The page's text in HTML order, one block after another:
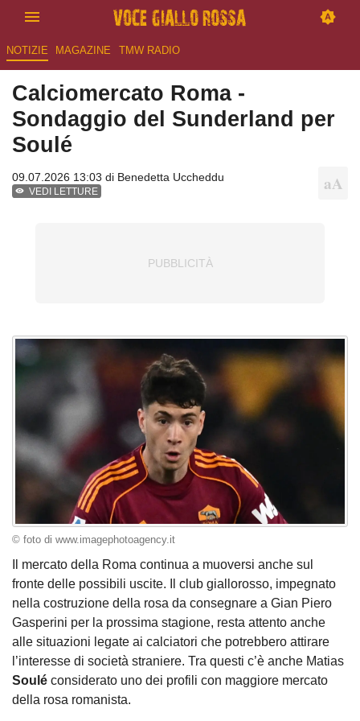
NOTIZIE MAGAZINE TMW RADIO
Calciomercato Roma -
Sondaggio del Sunderland per
Soulé
09.07.2026 13:03 di Benedetta Uccheddu
VEDI LETTURE
© foto di www.imagephotoagency.it
Il mercato della Roma continua a muoversi anche sul
fronte delle possibili uscite. Il club giallorosso, impegnato
nella costruzione della rosa da consegnare a Gian Piero
Gasperini per la prossima stagione, resta attento anche
alle situazioni legate ai calciatori che potrebbero attirare
l’interesse di società straniere. Tra questi c’è anche Matias
Soulé considerato uno dei profili con maggiore mercato
della rosa romanista.